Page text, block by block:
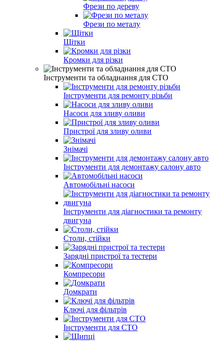
Фрези по дереву
Фрези по металу
Щітки
Кромки для різки
Інструменти та обладнання для СТО
Інструменти для ремонту різьби
Насоси для зливу оливи
Пристрої для зливу оливи
Знімачі
Інструменти для демонтажу салону авто
Автомобільні насоси
Інструменти для діагностики та ремонту
двигуна
Столи, стійки
Зарядні пристрої та тестери
Компресори
Домкрати
Ключі для фільтрів
Інструменти для СТО